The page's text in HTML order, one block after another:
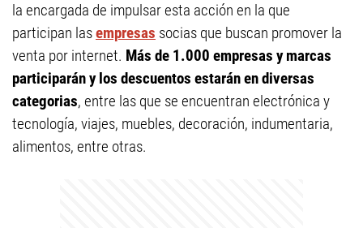
la encargada de impulsar esta acción en la que
participan lasempresas socias que buscan promover la
venta por internet. Más de 1.000 empresas y marcas
participarán y los descuentos estarán en diversas
categorias, entre las que se encuentran electrónica y
tecnología, viajes, muebles, decoración, indumentaria,
alimentos, entre otras.